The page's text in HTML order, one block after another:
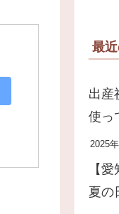
最
出産
使っ
2025
【
夏の